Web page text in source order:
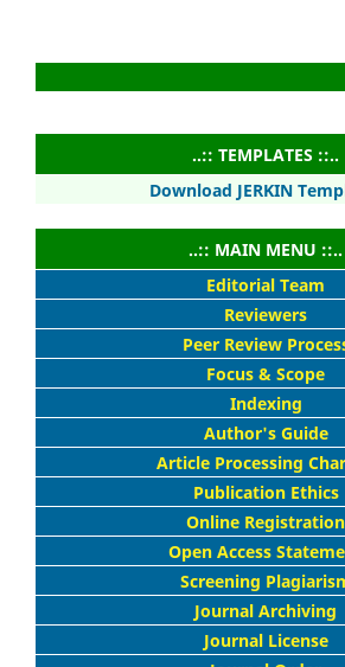
..:: TEMPLATES ::..
Download JERKIN
..:: MAIN MENU ::..
Editorial Team
Reviewers
Peer Review
Focus & Scope
Indexing
Author's Guide
Article Processing
Publication Ethics
Online Registration
Open Access
Screening
Journal Archiving
Journal License